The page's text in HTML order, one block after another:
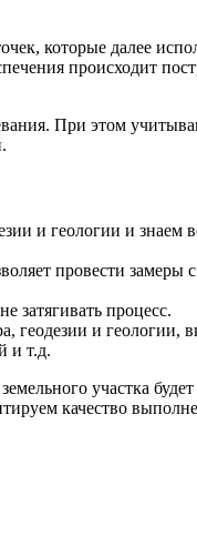
которые далее
происходит
При этом
и геологии и знаем
провести замеры
затягивать процесс.
геодезии и геологии,
и т.д.
участка будет
качество